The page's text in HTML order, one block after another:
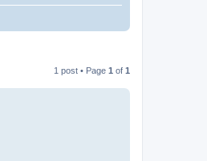
1 post • Page 1 of 1